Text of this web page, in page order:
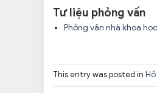
Tư liệu phỏng vấn
Phỏng vấn nhà khoa học
This entry was posted in